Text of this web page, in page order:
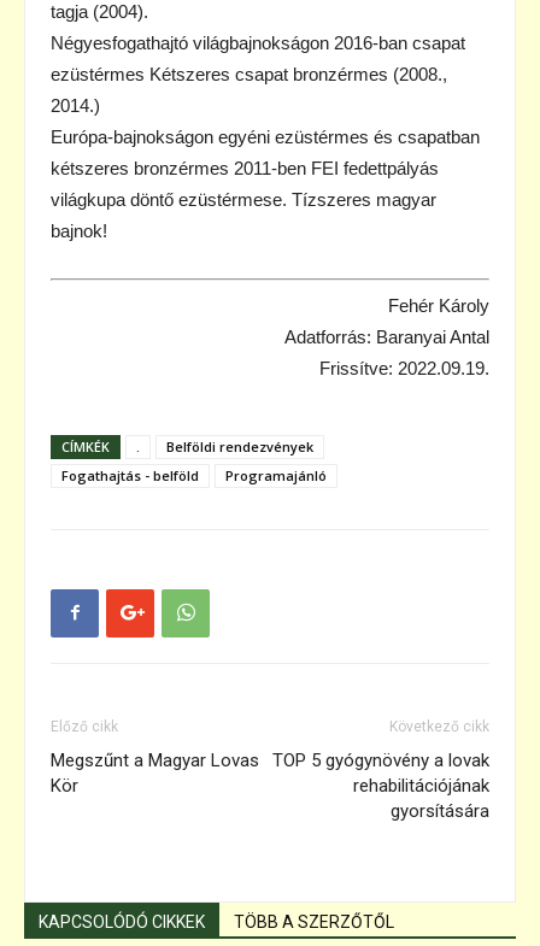
tagja (2004).
Négyesfogathajtó világbajnokságon 2016-ban csapat
ezüstérmes Kétszeres csapat bronzérmes (2008.,
2014.)
Európa-bajnokságon egyéni ezüstérmes és csapatban
kétszeres bronzérmes 2011-ben FEI fedettpályás
világkupa döntő ezüstérmese. Tízszeres magyar
bajnok!
Fehér Károly
Adatforrás: Baranyai Antal
Frissítve: 2022.09.19.
CÍMKÉK
Belföldi rendezvények
Fogathajtás - belföld
Programajánló
Előző cikk
Megszűnt a Magyar Lovas
Kör
Következő cikk
TOP 5 gyógynövény a lovak
rehabilitációjának
gyorsítására
KAPCSOLÓDÓ CIKKEK TÖBB A SZERZŐTŐL